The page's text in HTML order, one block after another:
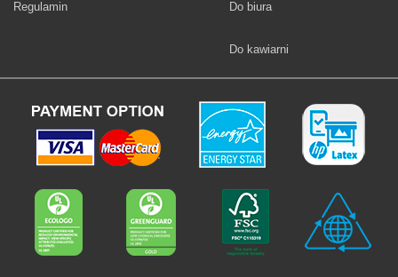
Regulamin Fototapety
Do biura
Fototapety
Do kawiarni